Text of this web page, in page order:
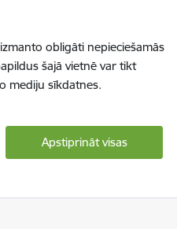
obligāti nepieciešamās
šajā vietnē var tikt
mediju sīkdatnes.
Apstiprināt visas